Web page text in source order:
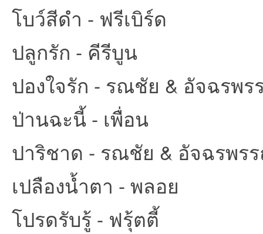
โบว์สีดำ - ฟรีเบิร์ด
ปลูกรัก - คีรีบูน
ปองใจรัก - รณชัย & อัจฉรพ
ป่านฉะนี้ - เพื่อน
ปาริชาด - รณชัย & อัจฉรพร
เปลืองน้ำตา - พลอย
โปรดรับรู้ - ฟรุ้ตตี้